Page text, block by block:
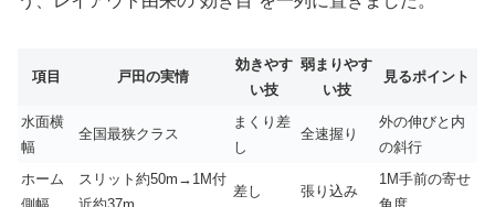
項目 戸田の実情
効きやす
い技
弱まりやす
い技
見るポイント
水面横
幅
全国最狭クラス
まくり差
し
全速握り
外の伸びと内
の斜行
ホーム
スリット約50m→1M付
差し 張り込み
1M手前の寄せ